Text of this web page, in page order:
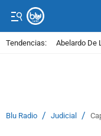
Tendencias: Abelardo De
Blu Radio / Judicial /